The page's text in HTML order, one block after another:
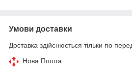
Умови доставки
Доставка здійснюється тільки по
Нова Пошта